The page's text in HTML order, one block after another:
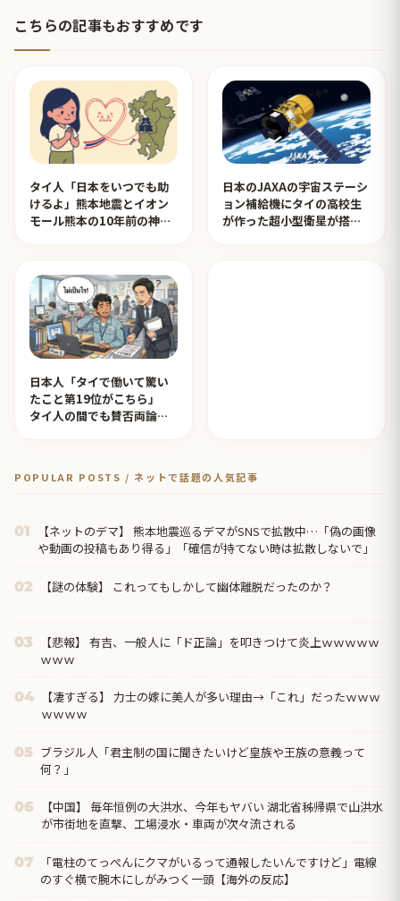
こちらの記事もおすすめです
タイ人「日本をいつでも助
けるよ」熊本地震とイオン
モール熊本の10年前の神対
日本のJAXAの宇宙ステーシ
ョン補給機にタイの高校生
が作った超小型衛星が搭載
日本人「タイで働いて驚い
たこと第19位がこちら」
タイ人の間でも賛否両論
POPULAR POSTS / ネットで話題の人気記事
01
【ネットのデマ】 熊本地震巡るデマがSNSで拡散中…「偽の画像
や動画の投稿もあり得る」「確信が持てない時は拡散しないで」
02 【謎の体験】 これってもしかして幽体離脱だったのか？
03
【悲報】 有吉、一般人に「ド正論」を叩きつけて炎上ｗｗｗｗｗ
ｗｗｗ
04
【凄すぎる】 力士の嫁に美人が多い理由→「これ」だったｗｗｗ
ｗｗｗｗ
05 ブラジル人「君主制の国に聞きたいけど皇族や王族の意義って
何？」
06
【中国】 毎年恒例の大洪水、今年もヤバい 湖北省秭帰県で山洪水
が市街地を直撃、工場浸水・車両が次々流される
07
「電柱のてっぺんにクマがいるって通報したいんですけど」電線
のすぐ横で腕木にしがみつく一頭【海外の反応】